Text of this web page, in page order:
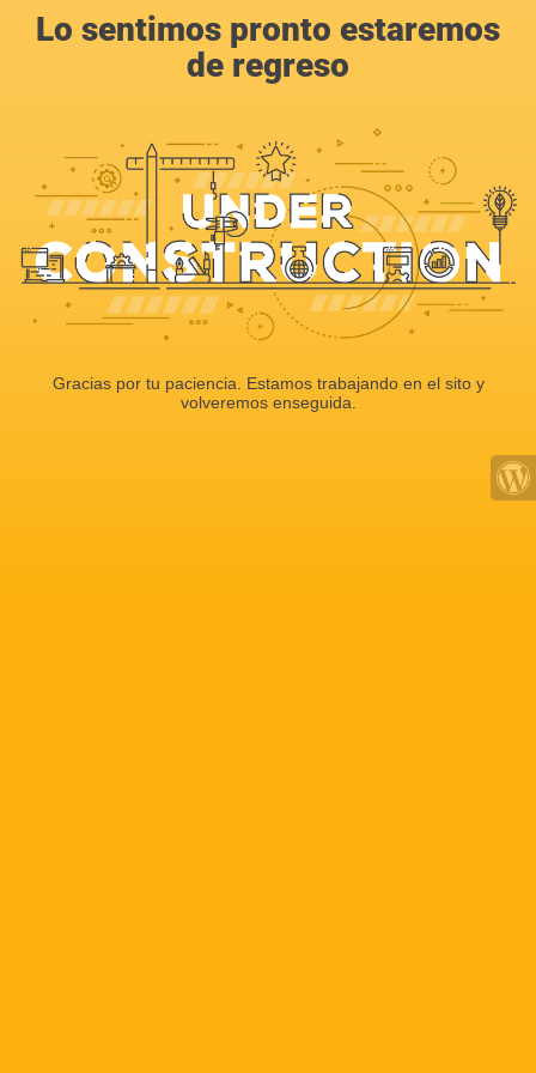
Lo sentimos pronto estaremos
de regreso
Gracias por tu paciencia. Estamos trabajando en el sito y
volveremos enseguida.